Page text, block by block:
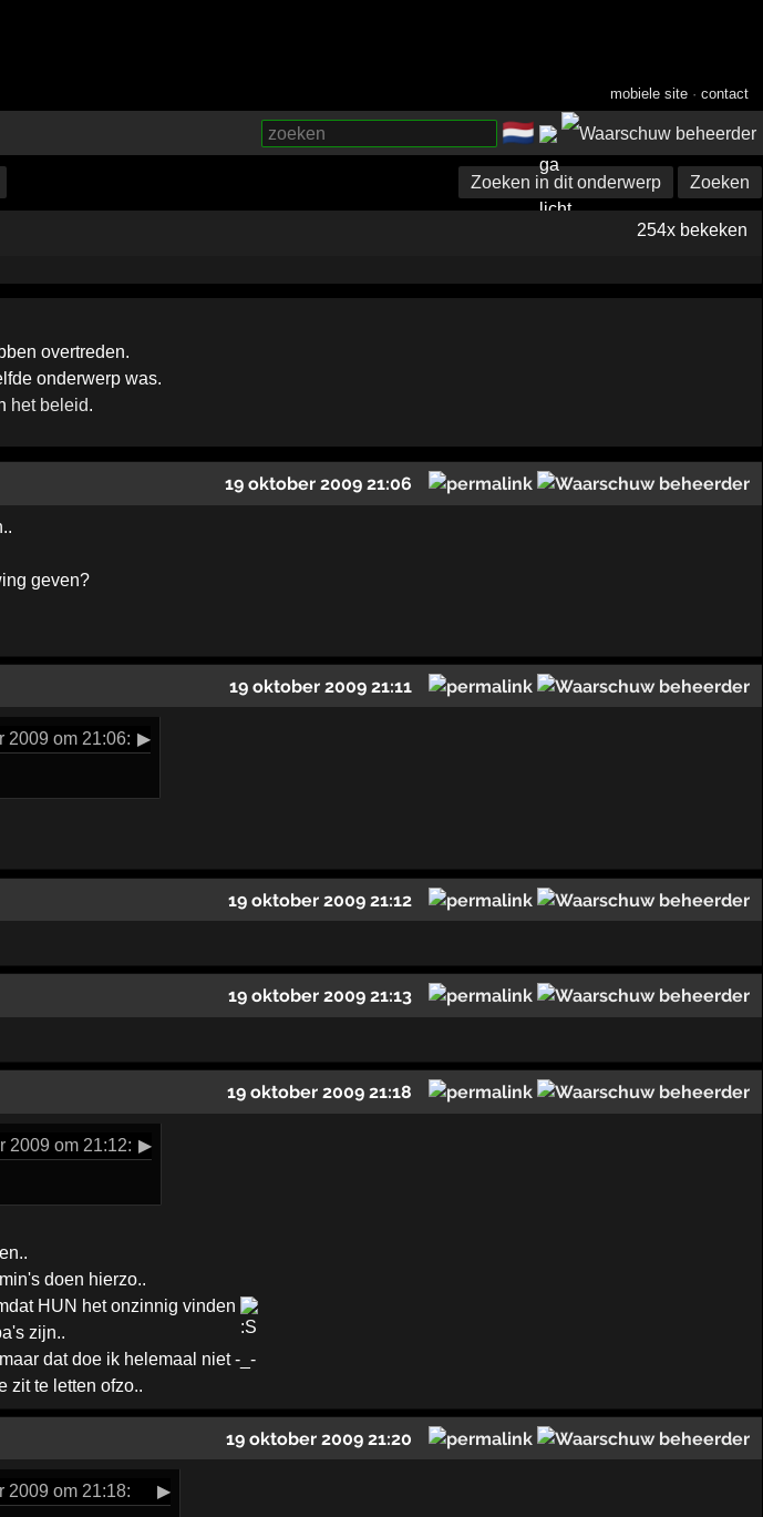
mobiele site ·contact
🇳🇱
Zoeken in dit onderwerp Zoeken
254x bekeken
overtreden.
onderwerp was.
het beleid.
19 oktober 2009 21:06
geven?
19 oktober 2009 21:11
2009 om 21:06: ▶
19 oktober 2009 21:12
19 oktober 2009 21:13
19 oktober 2009 21:18
2009 om 21:12: ▶
doen hierzo..
HUN het onzinnig vinden
zijn..
dat doe ik helemaal niet -_-
zit te letten ofzo..
19 oktober 2009 21:20
2009 om 21:18:
▶